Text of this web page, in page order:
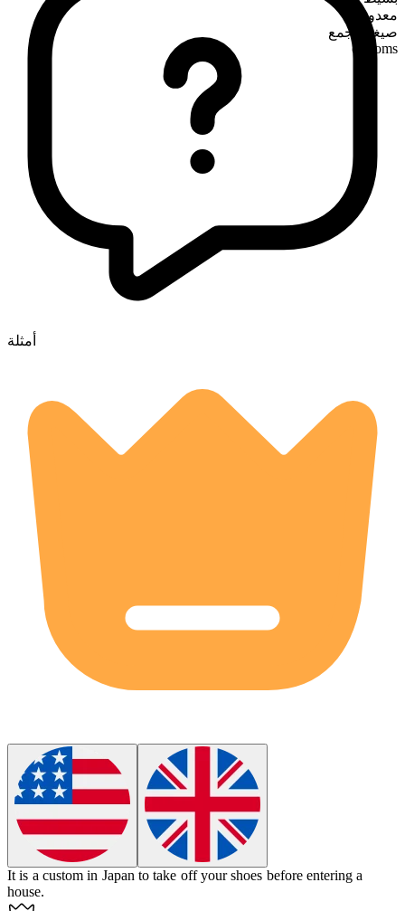
معدود
صيغة الجمع
customs
أمثلة
It is a custom in Japan to take off your shoes before entering a
house.